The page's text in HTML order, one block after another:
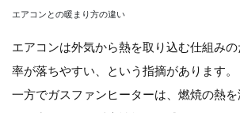
エアコンとの暖まり方の違い
エアコンは外気から熱を取り込む仕組み
率が落ちやすい、という指摘があります。
一方でガスファンヒーターは、燃焼の熱